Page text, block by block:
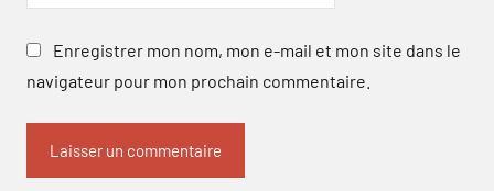
Enregistrer mon nom, mon e-mail et mon site dans le
navigateur pour mon prochain commentaire.